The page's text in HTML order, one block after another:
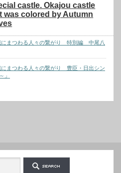
castle. Okajou castle
was colored by Autumn
にまつわる人々の繋がり 特別編 中尾八
にまつわる人々の繋がり 豊臣・日出シン
」